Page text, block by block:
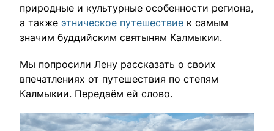
природные и культурные особенности региона,
а также этническое путешествие к самым
значим буддийским святыням Калмыкии.
Мы попросили Лену рассказать о своих
впечатлениях от путешествия по степям
Калмыкии. Передаём ей слово.